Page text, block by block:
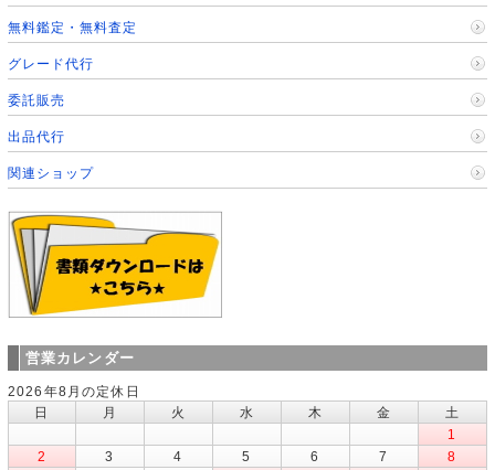
無料鑑定・無料査定
グレード代行
委託販売
出品代行
関連ショップ
営業カレンダー
2026年8月の定休日
日
月 火 水 木 金
土
1
2
3 4 5 6 7
8